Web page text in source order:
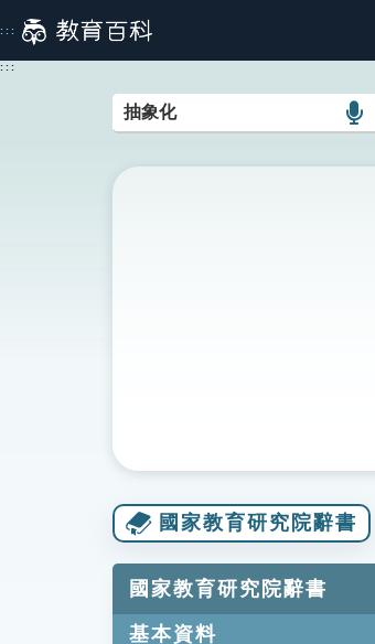
到
主
:::
:::
語
搜
國家教育研究院辭書
國家教育研究院辭書
基本資料